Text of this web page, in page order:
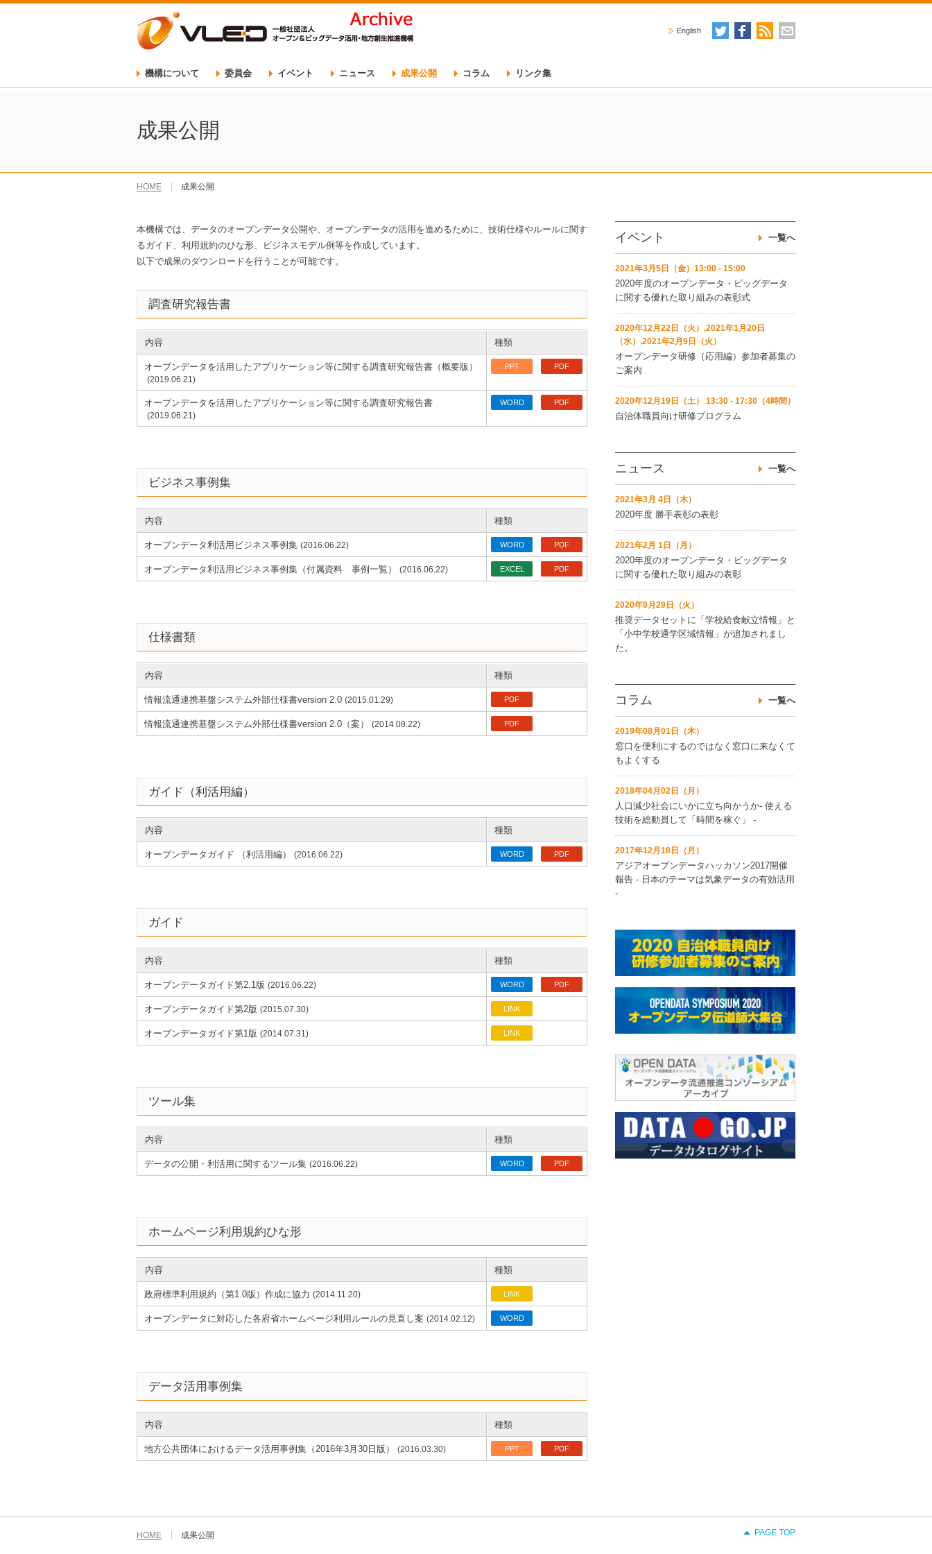
English
機構について 委員会 イベント ニュース 成果公開 コラム リンク集
成果公開
HOME 成果公開
本機構では、データのオープンデータ公開や、オープンデータの活用を進めるために、技術仕様やルールに関す
るガイド、利用規約のひな形、ビジネスモデル例等を作成しています。
以下で成果のダウンロードを行うことが可能です。
調査研究報告書
内容 種類
オープンデータを活用したアプリケーション等に関する調査研究報告書（概要版）
(2019.06.21)
PPT PDF
オープンデータを活用したアプリケーション等に関する調査研究報告書
(2019.06.21)
WORD PDF
ビジネス事例集
内容 種類
オープンデータ利活用ビジネス事例集 (2016.06.22) WORD PDF
オープンデータ利活用ビジネス事例集（付属資料 事例一覧） (2016.06.22) EXCEL PDF
仕様書類
内容 種類
情報流通連携基盤システム外部仕様書version 2.0 (2015.01.29) PDF
情報流通連携基盤システム外部仕様書version 2.0（案） (2014.08.22) PDF
ガイド（利活用編）
内容 種類
オープンデータガイド （利活用編） (2016.06.22) WORD PDF
ガイド
内容 種類
オープンデータガイド第2.1版 (2016.06.22) WORD PDF
オープンデータガイド第2版 (2015.07.30) LINK
オープンデータガイド第1版 (2014.07.31) LINK
ツール集
内容 種類
データの公開・利活用に関するツール集 (2016.06.22) WORD PDF
ホームページ利用規約ひな形
内容 種類
政府標準利用規約（第1.0版）作成に協力 (2014.11.20) LINK
オープンデータに対応した各府省ホームページ利用ルールの見直し案 (2014.02.12) WORD
データ活用事例集
内容 種類
地方公共団体におけるデータ活用事例集（2016年3月30日版） (2016.03.30) PPT PDF
イベント 一覧へ
2021年3月5日（金）13:00 - 15:00
2020年度のオープンデータ・ビッグデータ
に関する優れた取り組みの表彰式
2020年12月22日（火）,2021年1月20日
（水）,2021年2月9日（火）
オープンデータ研修（応用編）参加者募集の
ご案内
2020年12月19日（土） 13:30 - 17:30（4時間）
自治体職員向け研修プログラム
ニュース 一覧へ
2021年3月 4日（木）
2020年度 勝手表彰の表彰
2021年2月 1日（月）
2020年度のオープンデータ・ビッグデータ
に関する優れた取り組みの表彰
2020年9月29日（火）
推奨データセットに「学校給食献立情報」と
「小中学校通学区域情報」が追加されまし
た。
コラム 一覧へ
2019年08月01日（木）
窓口を便利にするのではなく窓口に来なくて
もよくする
2018年04月02日（月）
人口減少社会にいかに立ち向かうか‐ 使える
技術を総動員して「時間を稼ぐ」 ‐
2017年12月18日（月）
アジアオープンデータハッカソン2017開催
報告 ‐ 日本のテーマは気象データの有効活用
‐
PAGE TOP
HOME 成果公開